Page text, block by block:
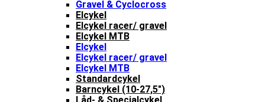
Gravel & Cyclocross
Elcykel
Elcykel racer/ gravel
Elcykel MTB
Elcykel
Elcykel racer/ gravel
Elcykel MTB
Standardcykel
Barncykel (10-27,5″)